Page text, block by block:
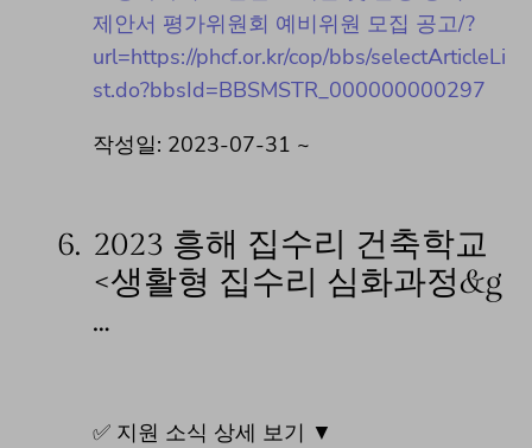
제안서 평가위원회 예비위원 모집 공고/?
url=https://phcf.or.kr/cop/bbs/selectArticleLi
st.do?bbsId=BBSMSTR_000000000297
작성일: 2023-07-31 ~
6. 2023 흥해 집수리 건축학교
<생활형 집수리 심화과정&g
…
✅ 지원 소식 상세 보기 ▼